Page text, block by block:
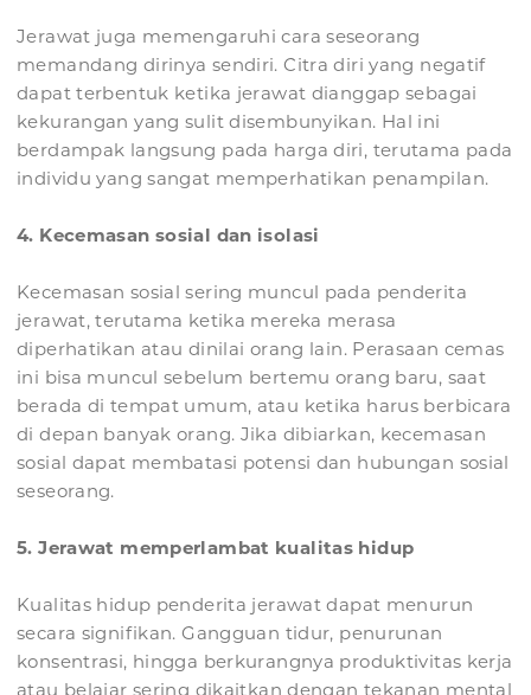
Jerawat juga memengaruhi cara seseorang
memandang dirinya sendiri. Citra diri yang negatif
dapat terbentuk ketika jerawat dianggap sebagai
kekurangan yang sulit disembunyikan. Hal ini
berdampak langsung pada harga diri, terutama pada
individu yang sangat memperhatikan penampilan.
4. Kecemasan sosial dan isolasi
Kecemasan sosial sering muncul pada penderita
jerawat, terutama ketika mereka merasa
diperhatikan atau dinilai orang lain. Perasaan cemas
ini bisa muncul sebelum bertemu orang baru, saat
berada di tempat umum, atau ketika harus berbicara
di depan banyak orang. Jika dibiarkan, kecemasan
sosial dapat membatasi potensi dan hubungan sosial
seseorang.
5. Jerawat memperlambat kualitas hidup
Kualitas hidup penderita jerawat dapat menurun
secara signifikan. Gangguan tidur, penurunan
konsentrasi, hingga berkurangnya produktivitas kerja
atau belajar sering dikaitkan dengan tekanan mental